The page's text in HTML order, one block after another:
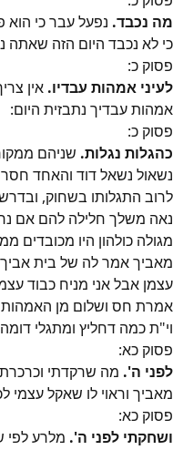
מה נכבד. נפעל עבר כי הוא
כי לא נכבד היום הזה שאתה
פסוק כ:
לעיני אמהות עבדיו. אין
אמהות עבדיך נתבזית היום:
פסוק כ:
כהגלות נגלות. שניהם
נשאול נשאל דוד והאחד
לרוב התגלותו בשחוק,
נאה משלך חלילה להם אם
מגולה כולהון היו
מאביך אמר לה של בית אביך
עצמן אבל אני מניח כבוד
אמרת חס ושלום מן
וי"ת כמה דחליץ ומתגלי
פסוק כא:
לפני ה'. מה שרקדתי
מאביך וראוי לו שאקל עצמי
פסוק כא:
ושחקתי לפני ה'. מלרע לפי